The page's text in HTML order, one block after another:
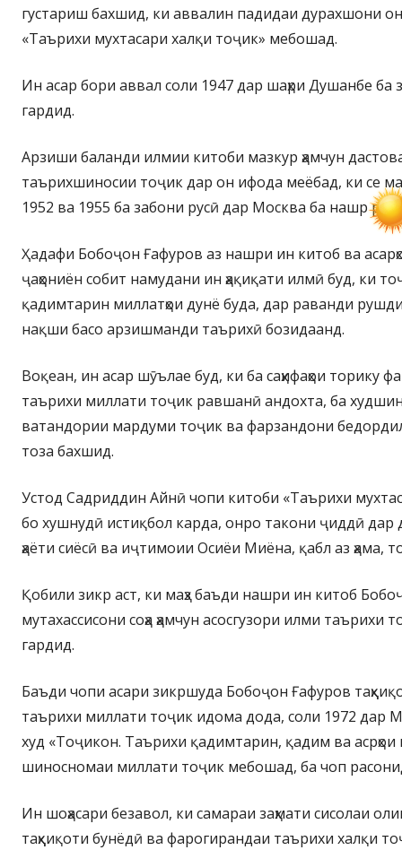
густариш бахшид, ки аввалин падидаи дурахшони
«Таърихи мухтасари халқи тоҷик» мебошад.
Ин асар бори аввал соли 1947 дар шаҳри Душанбе
гардид.
Арзиши баланди илмии китоби мазкур ҳамчун
таърихшиносии тоҷик дар он ифода меёбад, ки се
1952 ва 1955 ба забони русӣ дар Москва ба нашр
Ҳадафи Бобоҷон Ғафуров аз нашри ин китоб ва
ҷаҳониён собит намудани ин ҳақиқати илмӣ буд, ки
қадимтарин миллатҳои дунё буда, дар раванди
нақши басо арзишманди таърихӣ бозидаанд.
Воқеан, ин асар шӯълае буд, ки ба саҳифаҳои торику
таърихи миллати тоҷик равшанӣ андохта, ба
ватандории мардуми тоҷик ва фарзандони
тоза бахшид.
Устод Садриддин Айнӣ чопи китоби «Таърихи
бо хушнудӣ истиқбол карда, онро такони ҷиддӣ дар
ҳаёти сиёсӣ ва иҷтимоии Осиёи Миёна, қабл аз ҳама,
Қобили зикр аст, ки маҳз баъди нашри ин китоб
мутахассисони соҳа ҳамчун асосгузори илми таърихи
гардид.
Баъди чопи асари зикршуда Бобоҷон Ғафуров
таърихи миллати тоҷик идома дода, соли 1972 дар
худ «Тоҷикон. Таърихи қадимтарин, қадим ва
шиносномаи миллати тоҷик мебошад, ба чоп
Ин шоҳасари безавол, ки самараи заҳмати сисолаи
таҳқиқоти бунёдӣ ва фарогирандаи таърихи халқи